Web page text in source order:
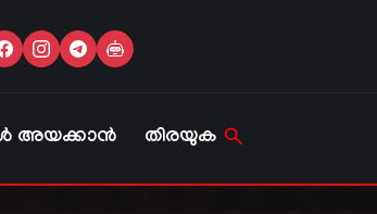
അയക്കാൻ തിരയുക